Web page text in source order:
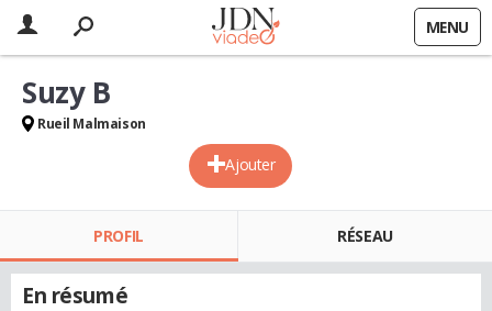
MENU
Ajouter
Suzy B
Rueil Malmaison
PROFIL RÉSEAU
En résumé